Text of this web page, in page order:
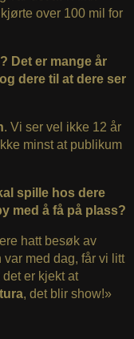
over 100 mil for
Det er mange år
dere til at dere ser
. Vi ser vel ikke 12 år
minst at publikum
spille hos dere
med å få på plass?
hatt besøk av
med dag, får vi litt
er kjekt at
, det blir show!»